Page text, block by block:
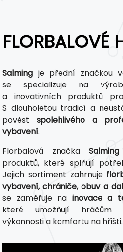
FLORBALOVÉ
Salming je přední značkou
se specializuje na
a inovativních produktů
S dlouholetou tradicí a
pověst spolehlivého a
vybavení.
Florbalová značka Salming
produktů, které splňují
Jejich sortiment zahrnuje
vybavení, chrániče, obuv a
se zaměřuje na inovace a
které umožňují hráčům
výkonnosti a komfortu na hřišti.